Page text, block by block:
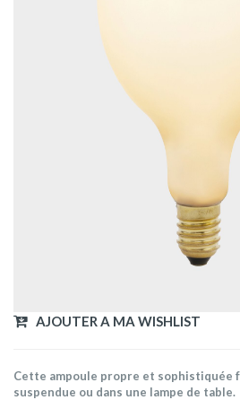
AJOUTER A MA WISHLIST
Cette ampoule propre et sophistiquée
suspendue ou dans une lampe de table.